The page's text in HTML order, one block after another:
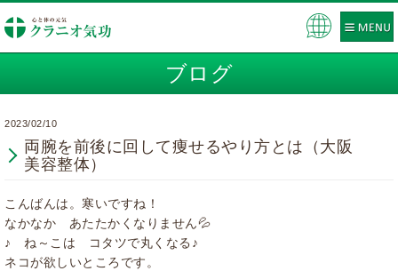
ブログ
2023/02/10
両腕を前後に回して痩せるやり方とは（大阪
美容整体）
こんばんは。寒いですね！
なかなか あたたかくなりません💦
♪ ね～こは コタツで丸くなる♪
ネコが欲しいところです。